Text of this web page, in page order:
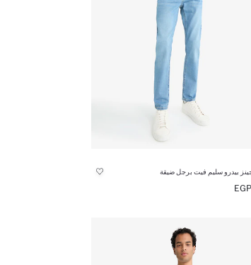
بيدرو سليم فيت برجل ضيقة